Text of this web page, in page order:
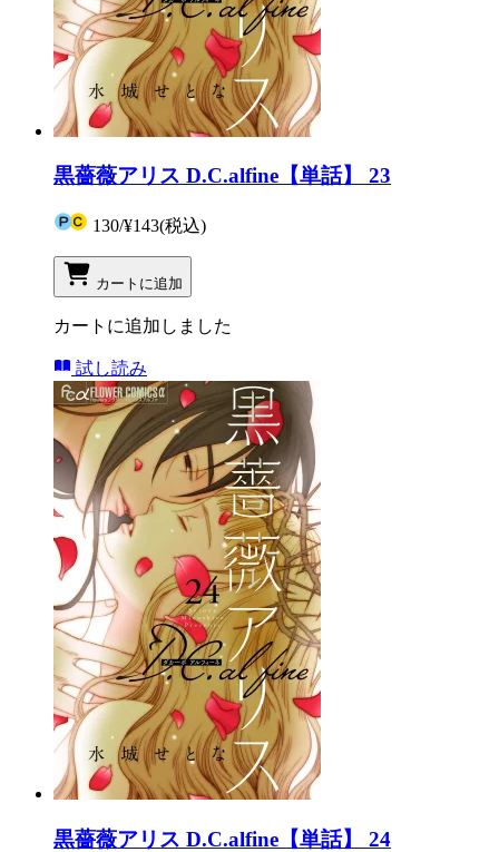
黒薔薇アリス D.C.alfine【単話】 23
130/¥143(税込)
カートに追加
カートに追加しました
試し読み
黒薔薇アリス D.C.alfine【単話】 24